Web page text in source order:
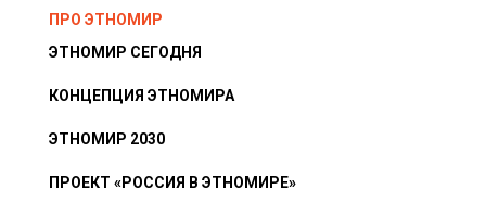
ПРО ЭТНОМИР
ЭТНОМИР СЕГОДНЯ
КОНЦЕПЦИЯ ЭТНОМИРА
ЭТНОМИР 2030
ПРОЕКТ «РОССИЯ В ЭТНОМИРЕ»